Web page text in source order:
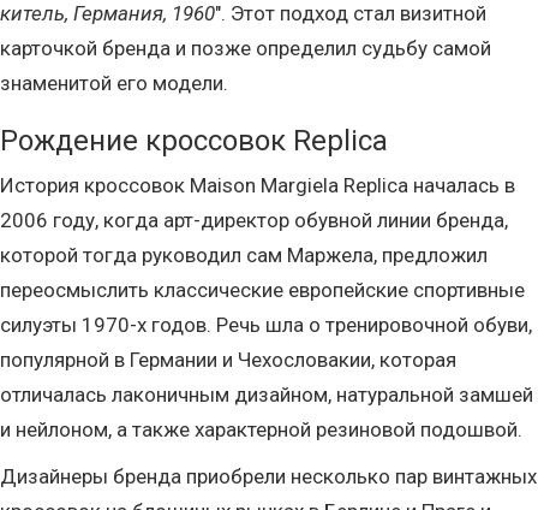
китель, Германия, 1960". Этот подход стал визитной
карточкой бренда и позже определил судьбу самой
знаменитой его модели.
Рождение кроссовок Replica
История кроссовок Maison Margiela Replica началась в
2006 году, когда арт-директор обувной линии бренда,
которой тогда руководил сам Маржела, предложил
переосмыслить классические европейские спортивные
силуэты 1970-х годов. Речь шла о тренировочной обуви,
популярной в Германии и Чехословакии, которая
отличалась лаконичным дизайном, натуральной замшей
и нейлоном, а также характерной резиновой подошвой.
Дизайнеры бренда приобрели несколько пар винтажных